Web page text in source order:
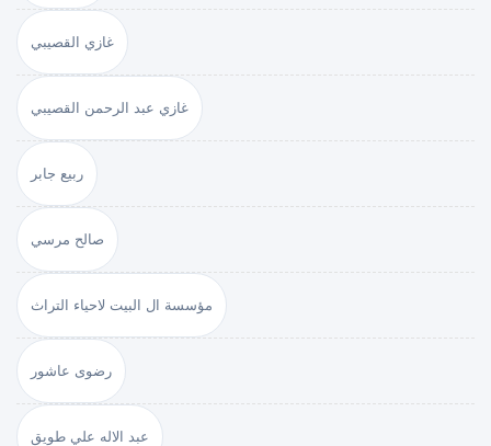
غازي القصيبي
غازي عبد الرحمن القصيبي
ربيع جابر
صالح مرسي
مؤسسة ال البيت لاحياء التراث
رضوى عاشور
عبد الاله علي طويق